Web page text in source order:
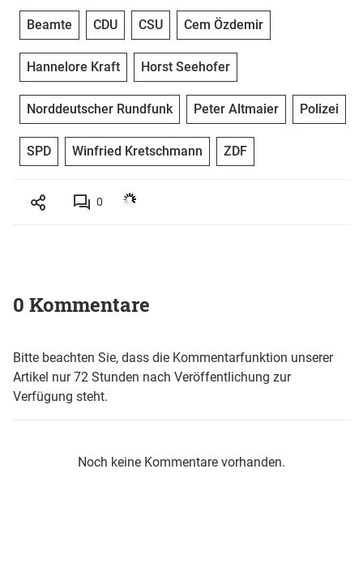
Beamte CDU CSU Cem Özdemir
Hannelore Kraft Horst Seehofer
Norddeutscher Rundfunk Peter Altmaier Polizei
SPD Winfried Kretschmann ZDF
0
0 Kommentare
Bitte beachten Sie, dass die Kommentarfunktion unserer
Artikel nur 72 Stunden nach Veröffentlichung zur
Verfügung steht.
Noch keine Kommentare vorhanden.